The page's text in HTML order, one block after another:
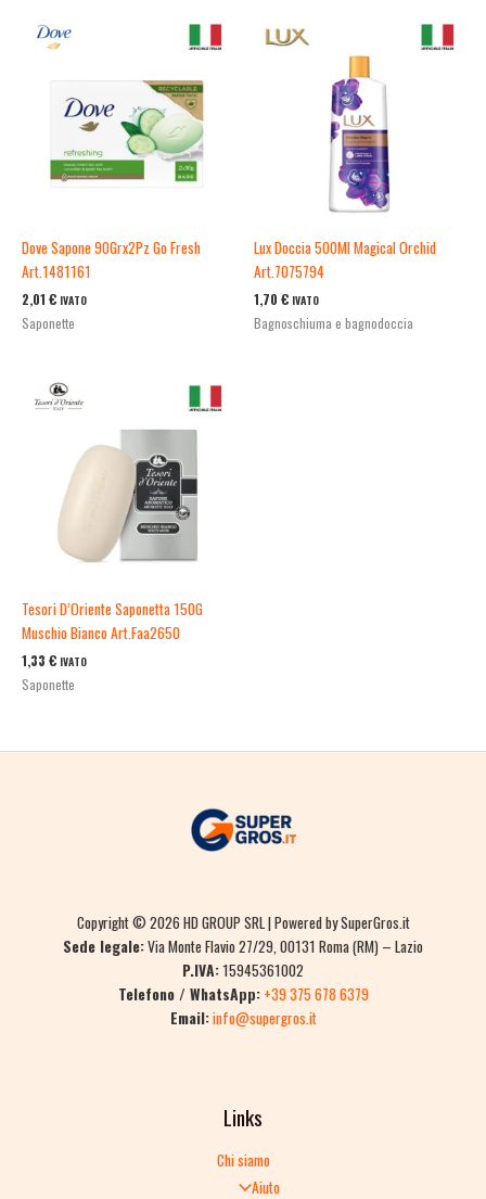
Dove Sapone 90Grx2Pz Go Fresh
Art.1481161
2,01 € IVATO
Saponette
Lux Doccia 500Ml Magical Orchid
Art.7075794
1,70 € IVATO
Bagnoschiuma e bagnodoccia
Tesori D’Oriente Saponetta 150G
Muschio Bianco Art.Faa2650
1,33 € IVATO
Saponette
Copyright © 2026 HD GROUP SRL | Powered by SuperGros.it
Sede legale:Via Monte Flavio 27/29, 00131 Roma (RM) – Lazio
P.IVA:15945361002
Telefono / WhatsApp: +39 375 678 6379
Email:info@supergros.it
Links
Chi siamo
Aiuto